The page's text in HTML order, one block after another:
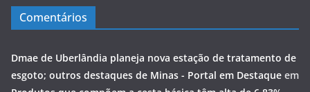
Comentários
Dmae de Uberlândia planeja nova estação de tratamento de
esgoto; outros destaques de Minas - Portal em Destaque em